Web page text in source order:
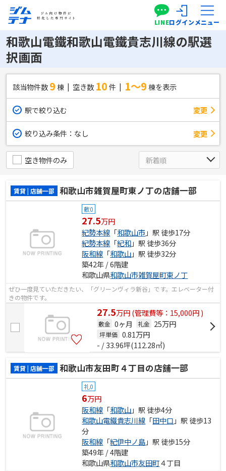
LINEログインメニュー
和歌山電鐵和歌山電鐵貴志川線の駅選
択画面
該当物件数9棟 空き数 10件 1～9棟を表示
駅で絞り込む 変更
絞り込み条件： なし 変更
空き物件のみ
賃貸 | 店舗一部 和歌山市雑賀屋町東ノ丁の店舗一部
敷0
27.5万円
紀勢本線 「和歌山市 」駅 徒歩17分
紀勢本線 「紀和」駅 徒歩36分
阪和線 「和歌山」駅 徒歩32分
築42年 / 6階建
和歌山県和歌山市雑賀屋町東ノ丁
ぜひ一度見ていただきたい、「グリーンヴィラ新谷」です。エレベーター付
きの物件です。
27.5万円(管理費等：15,000円 )
敷金 0ヶ月 礼金 25万円
坪単価 0.81万円
- / 33.96坪(112.28㎡)
賃貸 | 店舗一部 和歌山市友田町４丁目の店舗一部
礼0
6万円
阪和線 「和歌山」駅 徒歩4分
和歌山電鐵貴志川線 「田中口 」駅 徒歩13
分
阪和線 「紀伊中ノ島」駅 徒歩15分
築49年 / 4階建
和歌山県和歌山市友田町４丁目